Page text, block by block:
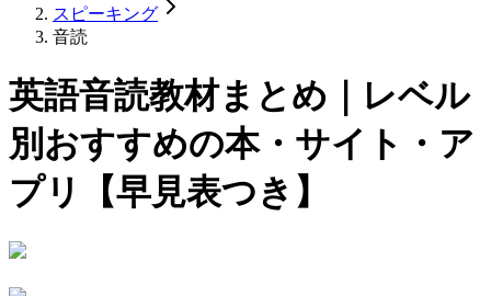
スピーキング
音読
英語音読教材まとめ｜レベル
別おすすめの本・サイト・ア
プリ【早見表つき】